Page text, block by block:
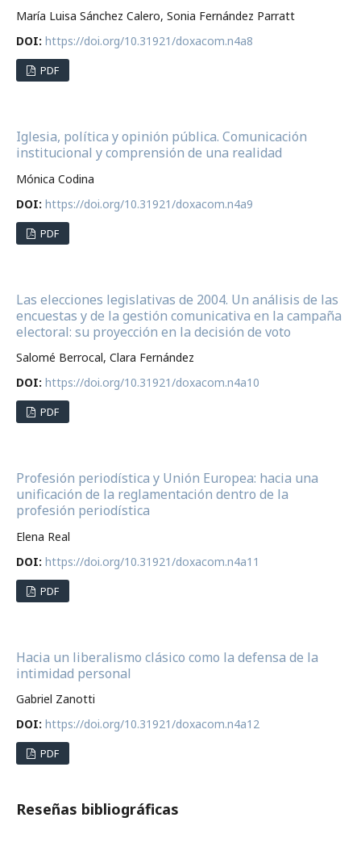
María Luisa Sánchez Calero, Sonia Fernández Parratt
DOI: https://doi.org/10.31921/doxacom.n4a8
PDF
Iglesia, política y opinión pública. Comunicación
institucional y comprensión de una realidad
Mónica Codina
DOI: https://doi.org/10.31921/doxacom.n4a9
PDF
Las elecciones legislativas de 2004. Un análisis de las
encuestas y de la gestión comunicativa en la campaña
electoral: su proyección en la decisión de voto
Salomé Berrocal, Clara Fernández
DOI: https://doi.org/10.31921/doxacom.n4a10
PDF
Profesión periodística y Unión Europea: hacia una
unificación de la reglamentación dentro de la
profesión periodística
Elena Real
DOI: https://doi.org/10.31921/doxacom.n4a11
PDF
Hacia un liberalismo clásico como la defensa de la
intimidad personal
Gabriel Zanotti
DOI: https://doi.org/10.31921/doxacom.n4a12
PDF
Reseñas bibliográficas